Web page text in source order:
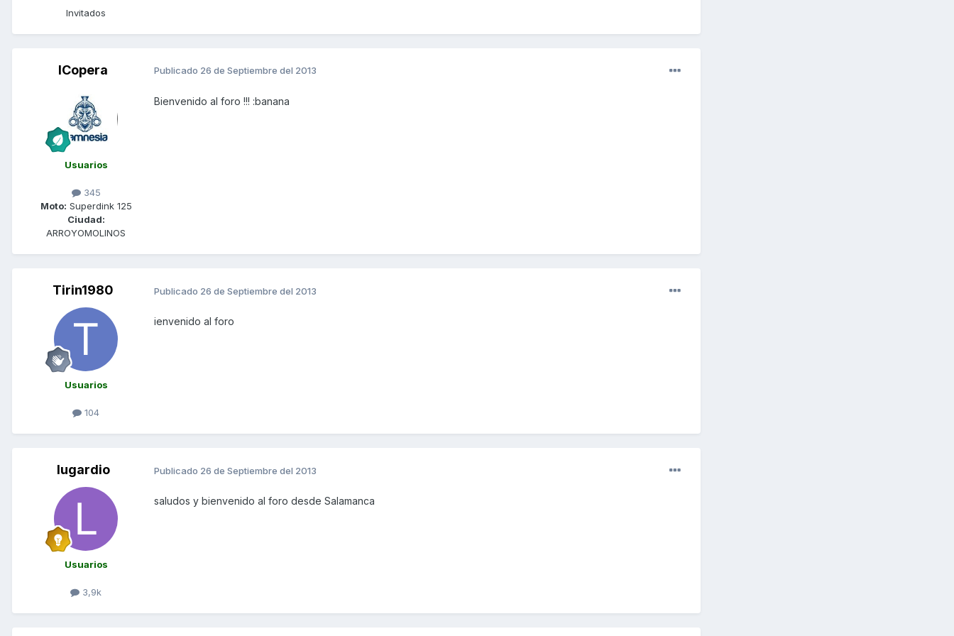
Invitados
ICopera
Usuarios
345
Moto: Superdink 125
Ciudad:
ARROYOMOLINOS
Publicado 26 de Septiembre del 2013
Bienvenido al foro !!! :banana
Tirin1980
Usuarios
104
Publicado 26 de Septiembre del 2013
ienvenido al foro
lugardio
Usuarios
3,9k
Publicado 26 de Septiembre del 2013
saludos y bienvenido al foro desde Salamanca